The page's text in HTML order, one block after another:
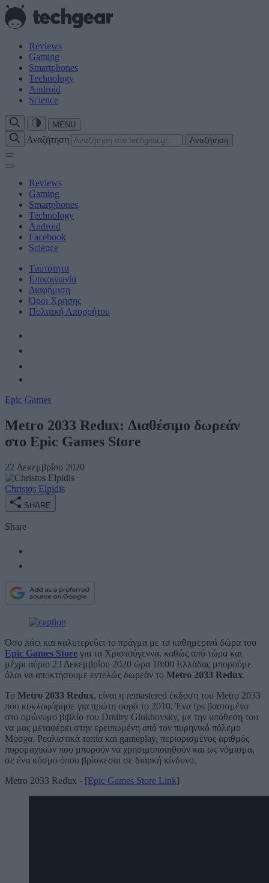
Reviews
Gaming
Smartphones
Technology
Android
Science
MENU
Αναζήτηση Αναζήτηση
Reviews
Gaming
Smartphones
Technology
Android
Facebook
Science
Ταυτότητα
Επικοινωνία
Διαφήμιση
Όροι Χρήσης
Πολιτική Απορρήτου
Epic Games
Metro 2033 Redux: Διαθέσιμο δωρεάν
στο Epic Games Store
22 Δεκεμβρίου 2020
Christos Elpidis
SHARE
Share
Όσο πάει και καλυτερεύει το πράγμα με τα καθημερινά δώρα του
Epic Games Store για τα Χριστούγεννα, καθώς από τώρα και
μέχρι αύριο 23 Δεκεμβρίου 2020 ώρα 18:00 Ελλάδας μπορούμε
όλοι να αποκτήσουμε εντελώς δωρεάν το Metro 2033 Redux.
Το Metro 2033 Redux, είναι η remastered έκδοση του Metro 2033
που κυκλοφόρησε για πρώτη φορά το 2010. Ένα fps βασισμένο
στο ομώνυμο βιβλίο του Dmitry Glukhovsky, με την υπόθεση του
να μας μεταφέρει στην ερειπωμένη από τον πυρηνικό πόλεμο
Μόσχα. Ρεαλιστικά τοπία και gameplay, περιορισμένος αριθμός
πυρομαχικών που μπορούν να χρησιμοποιηθούν και ως νόμισμα,
σε ένα κόσμο όπου βρίσκεσαι σε διαρκή κίνδυνο.
Metro 2033 Redux - [Epic Games Store Link]